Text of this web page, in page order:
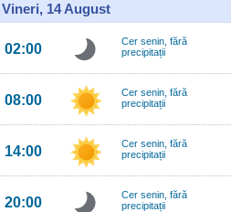
Vineri, 14 August
02:00
Cer senin, fără
precipitații
08:00
Cer senin, fără
precipitații
14:00
Cer senin, fără
precipitații
20:00
Cer senin, fără
precipitații